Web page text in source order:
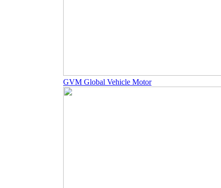
GVM Global Vehicle Motor